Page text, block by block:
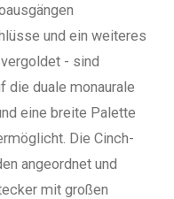
und ein weiteres
- sind
die duale monaurale
eine breite Palette
Die Cinch-
angeordnet und
mit großen